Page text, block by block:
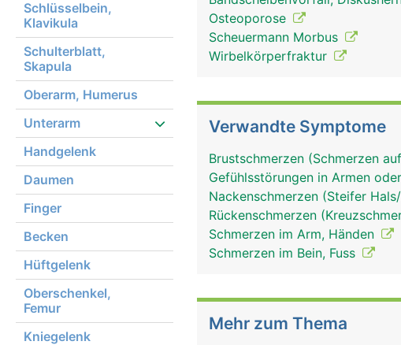
Schlüsselbein,
Klavikula
Schulterblatt,
Skapula
Oberarm, Humerus
Unterarm
Handgelenk
Daumen
Finger
Becken
Hüftgelenk
Oberschenkel,
Femur
Kniegelenk
Brustwirbelsäule Frau
Osteoporose
Scheuermann Morbus
Wirbelkörperfraktur
Verwandte Symptome
Brustschmerzen (Schmerzen
Gefühlsstörungen in Armen
Nackenschmerzen (Steifer
Rückenschmerzen
Schmerzen im Arm, Händen
Schmerzen im Bein, Fuss
Mehr zum Thema